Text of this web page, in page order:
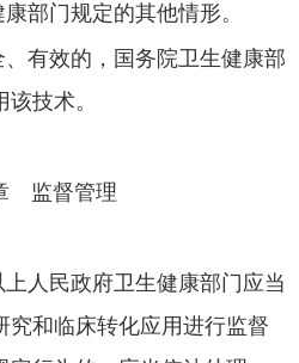
部门规定的其他情形。
有效的，国务院卫生健康部
技术。
监督管理
人民政府卫生健康部门应当
究和临床转化应用进行监督